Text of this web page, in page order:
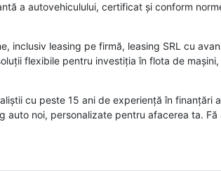
a autovehiculului, certificat și conform
leasing pe firmă, leasing SRL cu
flexibile pentru investiția în flota de
cu peste 15 ani de experiență în finanțări
noi, personalizate pentru afacerea ta.